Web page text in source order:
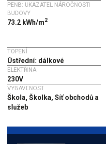
PENB: UKAZATEL NÁROČNOSTI
BUDOVY
73.2 kWh/m2
TOPENÍ
Ústřední: dálkové
ELEKTŘINA
230V
VYBAVENOST
Škola, Školka, Síť obchodů a
služeb